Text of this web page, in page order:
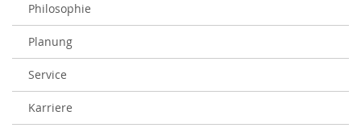
Philosophie
Planung
Service
Karriere